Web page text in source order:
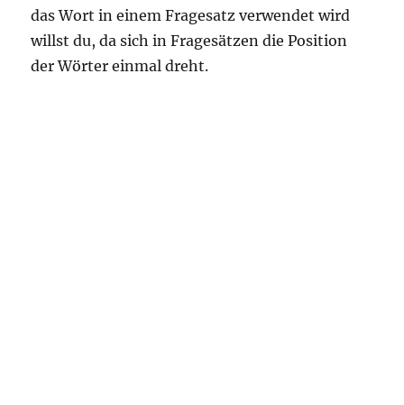
das Wort in einem Fragesatz verwendet wird
willst du, da sich in Fragesätzen die Position
der Wörter einmal dreht.